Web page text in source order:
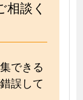
談く
できる
誤して